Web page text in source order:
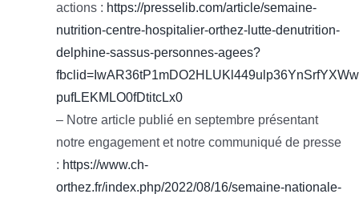
actions : https://presselib.com/article/semaine-
nutrition-centre-hospitalier-orthez-lutte-denutrition-
delphine-sassus-personnes-agees?
pufLEKMLO0fDtitcLx0
– Notre article publié en septembre présentant
notre engagement et notre communiqué de presse
: https://www.ch-
orthez.fr/index.php/2022/08/16/semaine-nationale-